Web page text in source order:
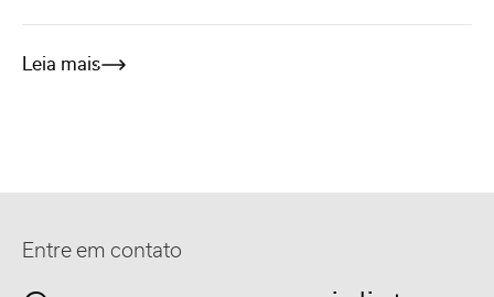
Leia mais
Entre em contato